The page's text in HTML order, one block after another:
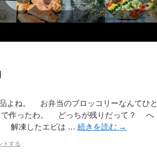
よね。 お弁当のブロッコリーなんてひと
で作ったわ。 どっちが残りだって？ へ
解凍したエビは … 続きを読む →
トする